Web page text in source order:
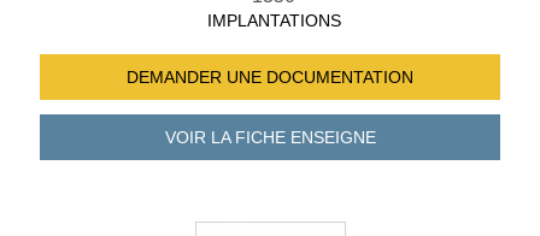
IMPLANTATIONS
DEMANDER UNE DOCUMENTATION
VOIR LA FICHEENSEIGNE